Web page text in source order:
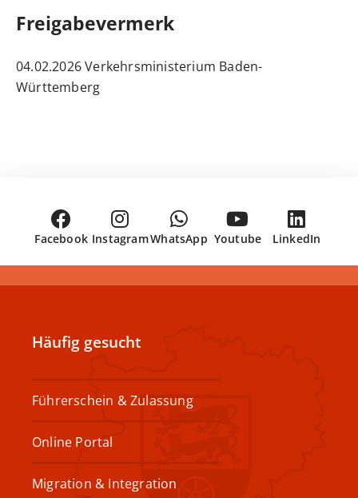
Freigabevermerk
04.02.2026Verkehrsministerium Baden-
Württemberg
Facebook InstagramWhatsApp Youtube LinkedIn
Häufig gesucht
Führerschein & Zulassung
Online Portal
Migration & Integration